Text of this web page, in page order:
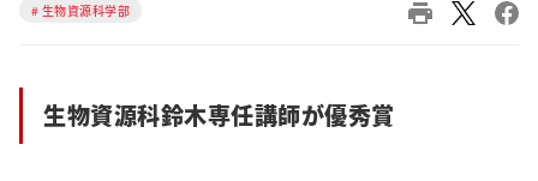
付属校
生物資源科学部
生物資源科鈴木専任講師が優秀賞